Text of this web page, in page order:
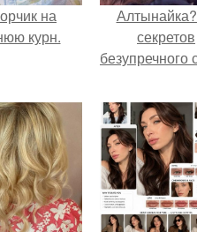
на
курн.
секретов
безупречного